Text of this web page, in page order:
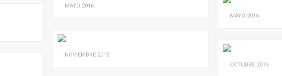
MAYO 2016
MAYO 2016
NOVIEMBRE 2015
OCTUBRE 2015